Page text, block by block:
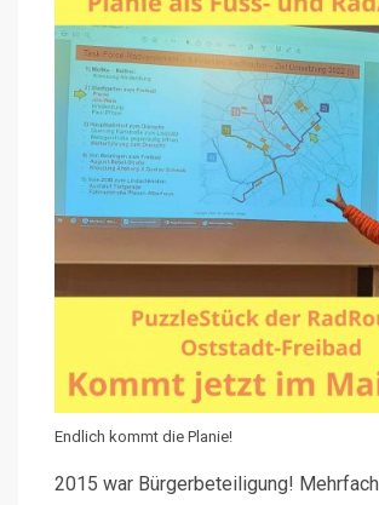
Endlich kommt die Planie!
2015 war Bürgerbeteiligung!